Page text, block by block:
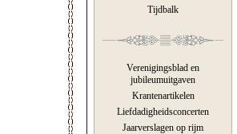
Tijdbalk
Verenigingsblad en
jubileumuitgaven
Krantenartikelen
Liefdadigheidsconcerten
Jaarverslagen op rijm